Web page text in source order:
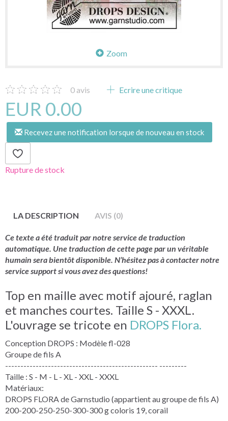
Zoom
0 avis Ecrire une critique
EUR 0.00
Recevez une notification lorsque de nouveau en stock
Rupture de stock
LA DESCRIPTION AVIS (0)
Ce texte a été traduit par notre service de traduction
automatique. Une traduction de cette page par un véritable
humain sera bientôt disponible. N’hésitez pas à contacter notre
service support si vous avez des questions!
Top en maille avec motif ajouré, raglan
et manches courtes. Taille S - XXXL.
L'ouvrage se tricote en DROPS Flora.
Conception DROPS : Modèle fl-028
Groupe de fils A
-------------------------------------------------- ---------
Taille : S - M - L - XL - XXL - XXXL
Matériaux:
DROPS FLORA de Garnstudio (appartient au groupe de fils A)
200-200-250-250-300-300 g coloris 19, corail